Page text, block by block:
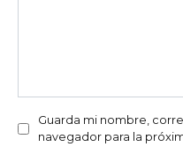
Guarda mi nombre,
navegador para la